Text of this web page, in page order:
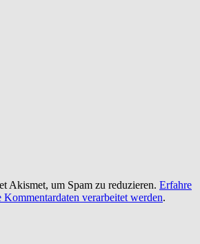
Akismet, um Spam zu reduzieren. Erfahre
verarbeitet werden.